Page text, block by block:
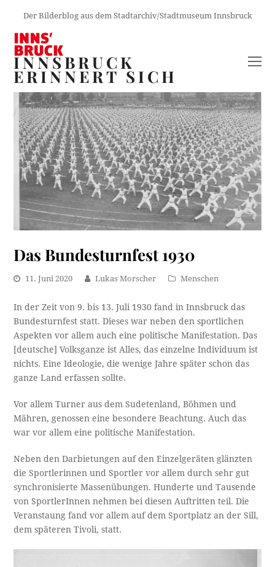
Der Bilderblog aus dem Stadtarchiv/Stadtmuseum Innsbruck
INNSBRUCK
ERINNERT SICH
Das Bundesturnfest 1930
11. Juni 2020 Lukas Morscher Menschen
In der Zeit von 9. bis 13. Juli 1930 fand in Innsbruck das
Bundesturnfest statt. Dieses war neben den sportlichen
Aspekten vor allem auch eine politische Manifestation. Das
[deutsche] Volksganze ist Alles, das einzelne Individuum ist
nichts. Eine Ideologie, die wenige Jahre später schon das
ganze Land erfassen sollte.
Vor allem Turner aus dem Sudetenland, Böhmen und
Mähren, genossen eine besondere Beachtung. Auch das
war vor allem eine politische Manifestation.
Neben den Darbietungen auf den Einzelgeräten glänzten
die Sportlerinnen und Sportler vor allem durch sehr gut
synchronisierte Massenübungen. Hunderte und Tausende
von SportlerInnen nehmen bei diesen Auftritten teil. Die
Veranstaung fand vor allem auf dem Sportplatz an der Sill,
dem späteren Tivoli, statt.